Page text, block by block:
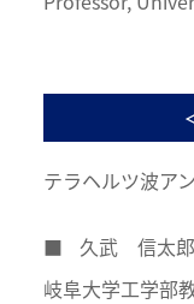
テラヘルツ波ア
■
久武 信太郎
岐阜大学工学部